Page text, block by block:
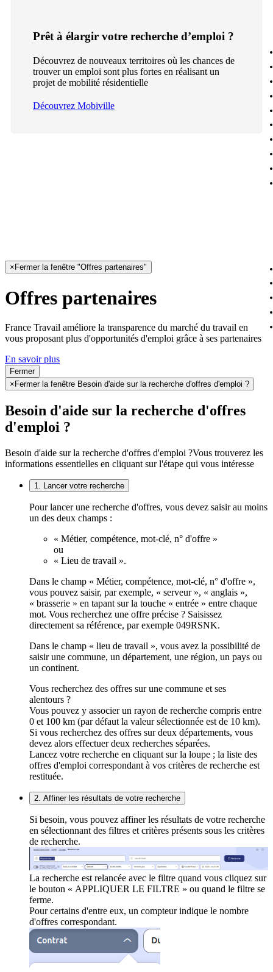
Prêt à élargir votre recherche d’emploi ?
Découvrez de nouveaux territoires où les chances de
trouver un emploi sont plus fortes en réalisant un
projet de mobilité résidentielle
Découvrez Mobiville
× Fermer la fenêtre "Offres partenaires"
Offres partenaires
France Travail améliore la transparence du marché du travail en
vous proposant plus d'opportunités d'emploi grâce à ses partenaires
En savoir plus
Fermer
× Fermer la fenêtre Besoin d'aide sur la recherche d'offres d'emploi ?
Besoin d'aide sur la recherche d'offres
d'emploi ?
Besoin d'aide sur la recherche d'offres d'emploi ?Vous trouverez les
informations essentielles en cliquant sur l'étape qui vous intéresse
1. Lancer votre recherche
Pour lancer une recherche d'offres, vous devez saisir au moins
un des deux champs :
« Métier, compétence, mot-clé, n° d'offre »
ou
« Lieu de travail ».
Dans le champ « Métier, compétence, mot-clé, n° d'offre »,
vous pouvez saisir, par exemple, « serveur », « anglais »,
« brasserie » en tapant sur la touche « entrée » entre chaque
mot. Vous recherchez une offre précise ? Saisissez
directement sa référence, par exemple 049RSNK.
Dans le champ « lieu de travail », vous avez la possibilité de
saisir une commune, un département, une région, un pays ou
un continent.
Vous recherchez des offres sur une commune et ses
alentours ?
Vous pouvez y associer un rayon de recherche compris entre
0 et 100 km (par défaut la valeur sélectionnée est de 10 km).
Si vous recherchez des offres sur deux départements, vous
devez alors effectuer deux recherches séparées.
Lancez votre recherche en cliquant sur la loupe ; la liste des
offres d'emploi correspondant à vos critères de recherche est
restituée.
2. Affiner les résultats de votre recherche
Si besoin, vous pouvez affiner les résultats de votre recherche
en sélectionnant des filtres et critères présents sous les critères
de recherche.
La recherche est relancée avec le filtre quand vous cliquez sur
le bouton « APPLIQUER LE FILTRE » ou quand le filtre se
ferme.
Pour certains d'entre eux, un compteur indique le nombre
d'offres correspondant.